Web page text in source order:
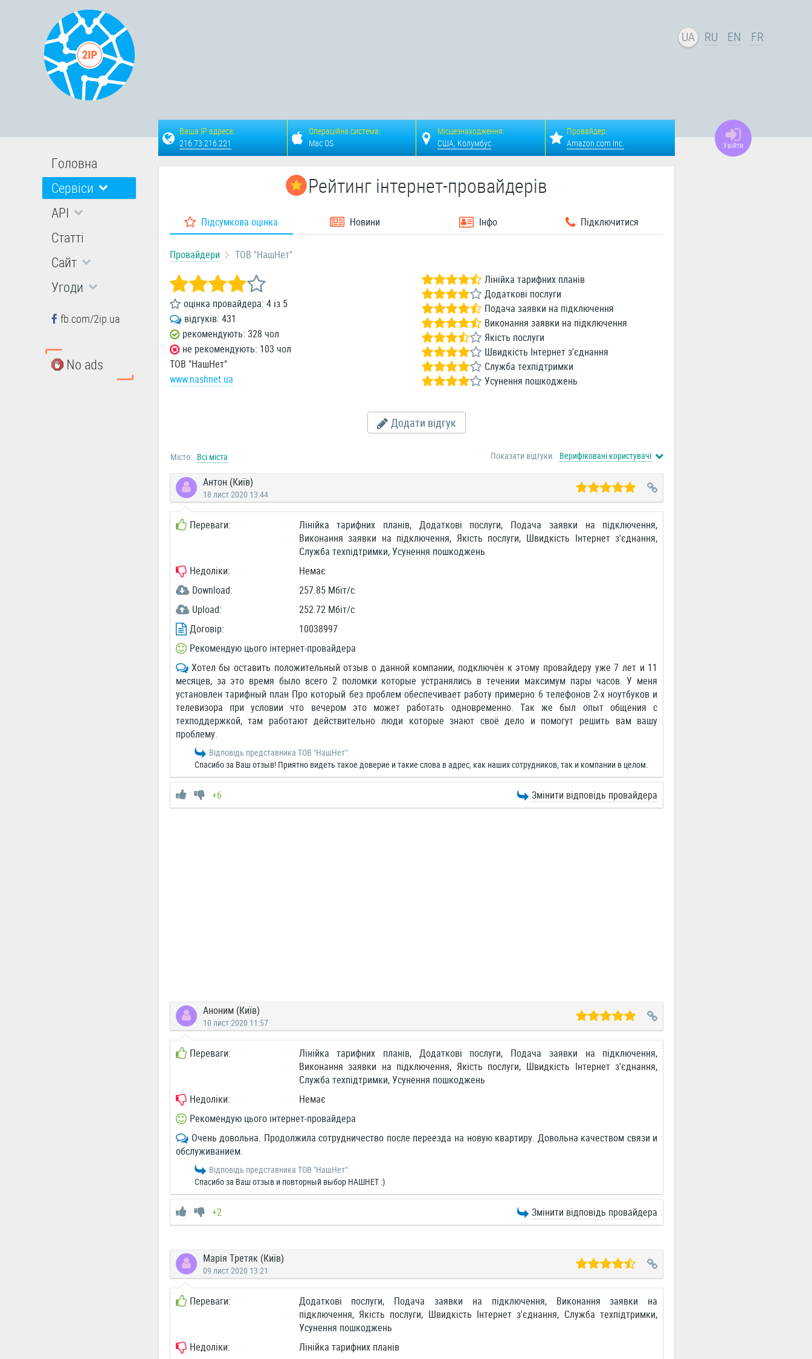
UA RU EN FR
Головна
Сервіси
API
Статті
Сайт
Угоди
fb.com/2ip.ua
No ads
Увійти
Ваша IP адреса:
216.73.216.221
Операційна система:
Mac OS
Місцезнаходження:
США, Колумбус
Провайдер:
Amazon.com Inc.
Рейтинг інтернет-провайдерів
Підсумкова оцінка Новини Інфо Підключитися
Провайдери ТОВ "НашНет"
оцінка провайдера: 4із 5
відгуків: 431
рекомендують: 328 чол
не рекомендують: 103 чол
ТОВ "НашНет"
www.nashnet.ua
Лінійка тарифних планів
Додаткові послуги
Подача заявки на підключення
Виконання заявки на підключення
Якість послуги
Швидкість Інтернет з'єднання
Служба техпідтримки
Усунення пошкоджень
Додати відгук
Місто: Всі міста Показати відгуки: Верифіковані користувачі
Антон (Київ)
18 лист 2020 13:44
Переваги:
Лінійка тарифних планів, Додаткові послуги, Подача заявки на підключення,
Виконання заявки на підключення, Якість послуги, Швидкість Інтернет з'єднання,
Служба техпідтримки, Усунення пошкоджень
Недоліки:
Немає
Download:
257.85 Мбіт/c
Upload:
252.72 Мбіт/c
Договір:
10038997
Рекомендую цього інтернет-провайдера
Хотел бы оставить положительный отзыв о данной компании, подключён к этому провайдеру уже 7 лет и 11
месяцев, за это время было всего 2 поломки которые устранялись в течении максимум пары часов. У меня
установлен тарифный план Про который без проблем обеспечивает работу примерно 6 телефонов 2-х ноутбуков и
телевизора при условии что вечером это может работать одновременно. Так же был опыт общения с
техподдержкой, там работают действительно люди которые знают своё дело и помогут решить вам вашу
проблему.
Відповідь представника ТОВ "НашНет":
Спасибо за Ваш отзыв! Приятно видеть такое доверие и такие слова в адрес, как наших сотрудников, так и компании в целом.
+6 Змінити відповідь провайдера
Аноним (Київ)
10 лист 2020 11:57
Переваги:
Лінійка тарифних планів, Додаткові послуги, Подача заявки на підключення,
Виконання заявки на підключення, Якість послуги, Швидкість Інтернет з'єднання,
Служба техпідтримки, Усунення пошкоджень
Недоліки:
Немає
Рекомендую цього інтернет-провайдера
Очень довольна. Продолжила сотрудничество после переезда на новую квартиру. Довольна качеством связи и
обслуживанием.
Відповідь представника ТОВ "НашНет":
Спасибо за Ваш отзыв и повторный выбор НАШНЕТ :)
+2 Змінити відповідь провайдера
Марія Третяк (Київ)
09 лист 2020 13:21
Переваги:
Додаткові послуги, Подача заявки на підключення, Виконання заявки на
підключення, Якість послуги, Швидкість Інтернет з'єднання, Служба техпідтримки,
Усунення пошкоджень
Недоліки:
Лінійка тарифних планів